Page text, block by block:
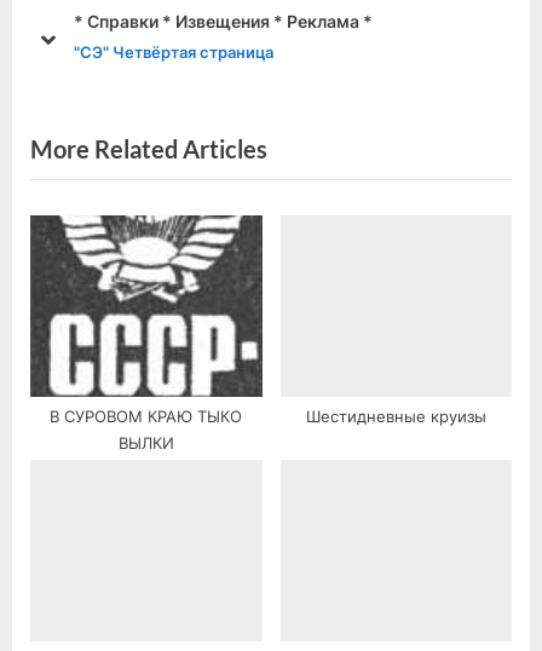
s
t
s
* Справки * Извещения * Реклама *
"СЭ" Четвёртая страница
prev
next
More Related Articles
В СУРОВОМ КРАЮ ТЫКО
ВЫЛКИ
Шестидневные круизы